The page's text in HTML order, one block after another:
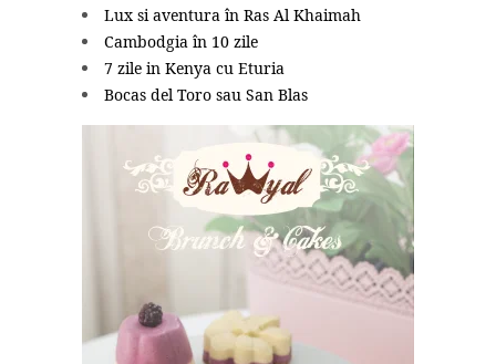
Lux si aventura în Ras Al Khaimah
Cambodgia în 10 zile
7 zile in Kenya cu Eturia
Bocas del Toro sau San Blas